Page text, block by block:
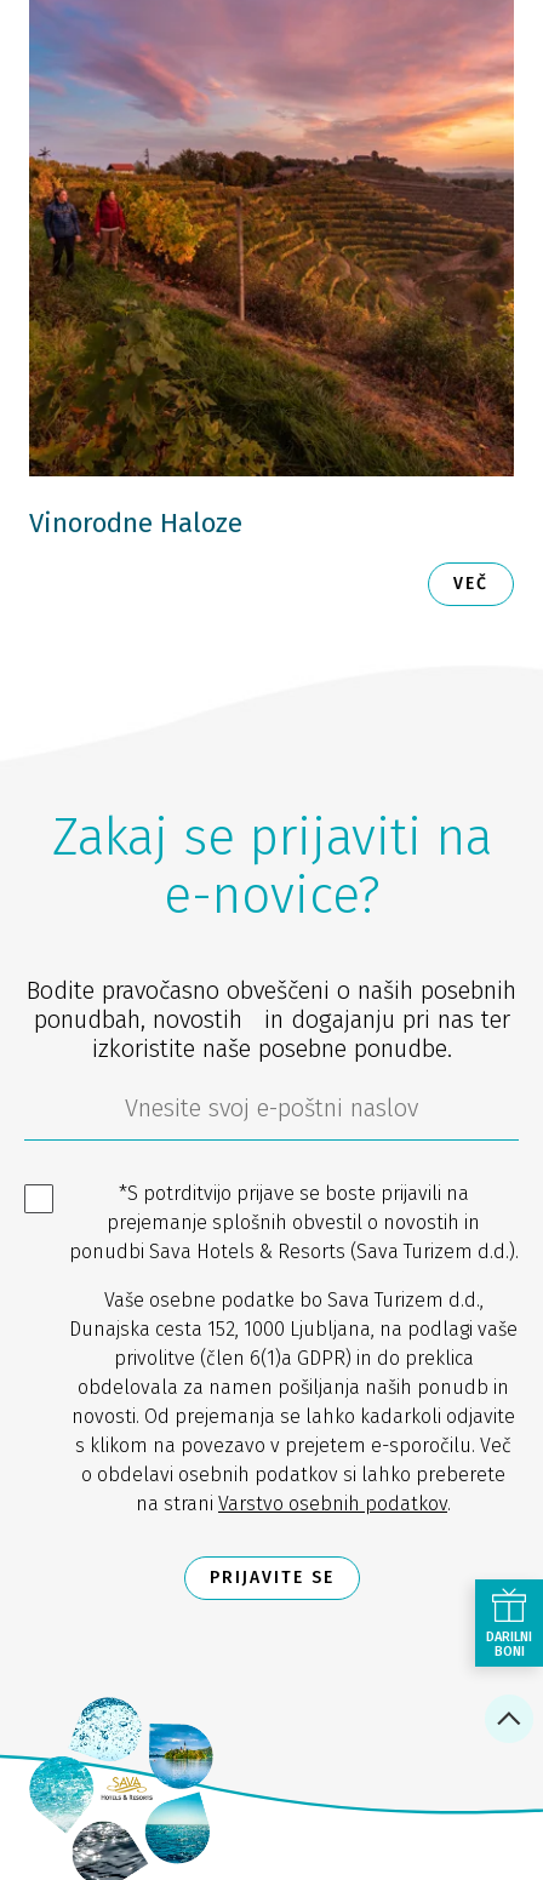
Vinorodne Haloze
VEČ
Zakaj se prijaviti na
e-novice?
Bodite pravočasno obveščeni o naših posebnih
ponudbah, novostih in dogajanju pri nas ter
izkoristite naše posebne ponudbe.
*S potrditvijo prijave se boste prijavili na
prejemanje splošnih obvestil o novostih in
ponudbi Sava Hotels & Resorts (Sava Turizem d.d.).
Vaše osebne podatke bo Sava Turizem d.d.,
Dunajska cesta 152, 1000 Ljubljana, na podlagi vaše
privolitve (člen 6(1)a GDPR) in do preklica
obdelovala za namen pošiljanja naših ponudb in
novosti. Od prejemanja se lahko kadarkoli odjavite
s klikom na povezavo v prejetem e-sporočilu. Več
o obdelavi osebnih podatkov si lahko preberete
na strani Varstvo osebnih podatkov.
PRIJAVITE SE
DARILNI
BONI